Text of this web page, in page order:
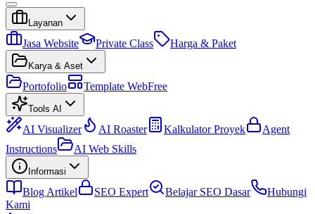
Layanan
Jasa Website Private Class Harga & Paket
Karya & Aset
Portofolio Template WebFree
Tools AI
AI Visualizer AI Roaster Kalkulator Proyek
Agent
Instructions
AI Web Skills
Informasi
Blog Artikel SEO Expert Belajar SEO Dasar
Hubungi
Kami